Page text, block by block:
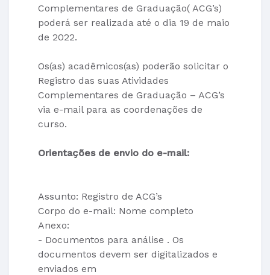
Complementares de Graduação( ACG’s)
poderá ser realizada até o dia 19 de maio
de 2022.
Os(as) acadêmicos(as) poderão solicitar o
Registro das suas Atividades
Complementares de Graduação – ACG’s
via e-mail para as coordenações de
curso.
Orientações de envio do e-mail:
Assunto: Registro de ACG’s
Corpo do e-mail: Nome completo
Anexo:
- Documentos para análise . Os
documentos devem ser digitalizados e
enviados em